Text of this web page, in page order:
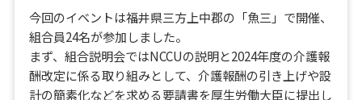
今回のイベントは福井県三方上中郡の「魚三」で開催、
組合員24名が参加しました。
まず、組合説明会ではNCCUの説明と2024年度の介護報
酬改定に係る取り組みとして、介護報酬の引き上げや設
計の簡素化などを求める要請書を厚生労働大臣に提出し